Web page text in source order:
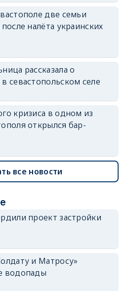
erid: 2SDnjdvhGXG
две семьи
налёта украинских
рассказала о
севастопольском селе
кризиса в одном из
открылся бар-
все новости
проект застройки
и Матросу»
водопады